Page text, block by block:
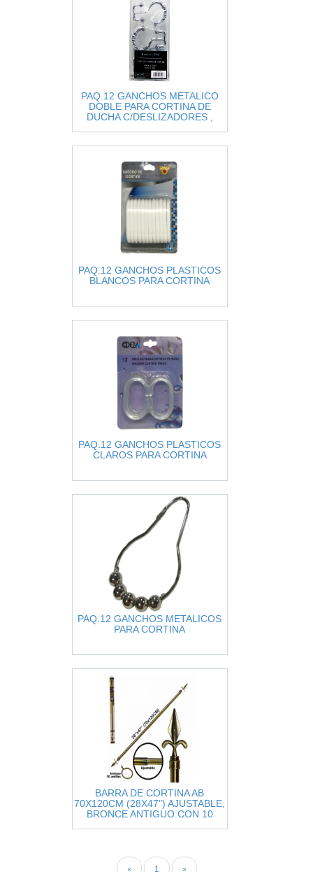
PAQ.12 GANCHOS METALICO
DOBLE PARA CORTINA DE
DUCHA C/DESLIZADORES ,
PAQ.12 GANCHOS PLASTICOS
BLANCOS PARA CORTINA
PAQ.12 GANCHOS PLASTICOS
CLAROS PARA CORTINA
PAQ.12 GANCHOS METALICOS
PARA CORTINA
BARRA DE CORTINA AB
70X120CM (28X47") AJUSTABLE,
BRONCE ANTIGUO CON 10
« 1 »